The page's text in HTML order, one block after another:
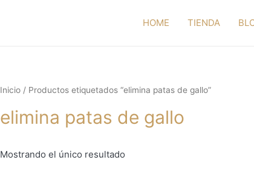
HOME TIENDA
Inicio / Productos etiquetados “elimina patas de gallo”
elimina patas de gallo
Mostrando el único resultado